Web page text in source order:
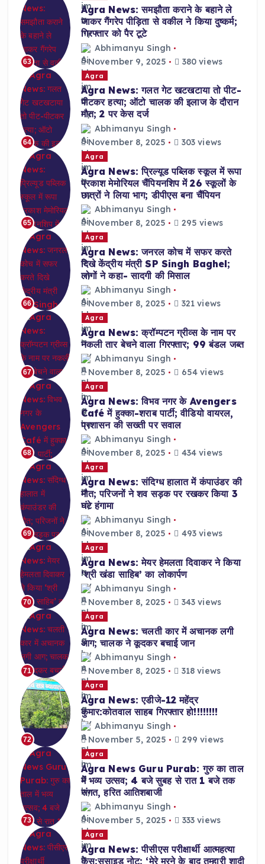
63
Agra News: समझौता कराने के बहाने ले
जाकर गैंगरेप पीड़िता से वकील ने किया दुष्कर्म;
गिरफ्तार को पैर टूटे
Abhimanyu Singh
November 9, 2025
380 views
64
Agra
Agra News: गलत गेट खटखटाया तो पीट-
पीटकर हत्या; ऑटो चालक की इलाज के दौरान
मौत; 2 पर केस दर्ज
Abhimanyu Singh
November 8, 2025
303 views
65
Agra
Agra News: प्रिल्यूड पब्लिक स्कूल में रूपा
प्रकाश मेमोरियल चैंपियनशिप में 26 स्कूलों के
छात्रों ने लिया भाग; डीपीएस बना चैंपियन
Abhimanyu Singh
November 8, 2025
295 views
66
Agra
Agra News: जनरल कोच में सफर करते
दिखे केंद्रीय मंत्री SP Singh Baghel;
लोगों ने कहा- सादगी की मिसाल
Abhimanyu Singh
November 8, 2025
321 views
67
Agra
Agra News: क्रॉम्पटन ग्रीव्स के नाम पर
नकली तार बेचने वाला गिरफ्तार; 99 बंडल जब्त
Abhimanyu Singh
November 8, 2025
654 views
68
Agra
Agra News: विभव नगर के Avengers
Café में हुक्का-शराब पार्टी; वीडियो वायरल,
प्रशासन की सख्ती पर सवाल
Abhimanyu Singh
November 8, 2025
434 views
69
Agra
Agra News: संदिग्ध हालात में कंपाउंडर की
मौत; परिजनों ने शव सड़क पर रखकर किया 3
घंटे हंगामा
Abhimanyu Singh
November 8, 2025
493 views
70
Agra
Agra News: मेयर हेमलता दिवाकर ने किया
‘श्री खंडा साहिब’ का लोकार्पण
Abhimanyu Singh
November 8, 2025
343 views
71
Agra
Agra News: चलती कार में अचानक लगी
आग; चालक ने कूदकर बचाई जान
Abhimanyu Singh
November 8, 2025
318 views
72
Agra
Agra News: एडीजे-12 महेंद्र
कुमार:कोतवाल साहब गिरफ्तार हो!!!!!!!!
Abhimanyu Singh
November 5, 2025
299 views
73
Agra
Agra News Guru Purab: गुरु का ताल
में भव्य उत्सव; 4 बजे सुबह से रात 1 बजे तक
संगत, हरित आतिशबाजी
Abhimanyu Singh
November 5, 2025
333 views
Agra
Agra News: पीसीएस परीक्षार्थी आत्महत्या
केस:सुसाइड नोट: ‘मेरे मरने के बाद तुम्हारी शादी